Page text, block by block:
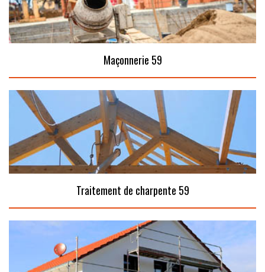
Maçonnerie 59
Traitement de charpente 59